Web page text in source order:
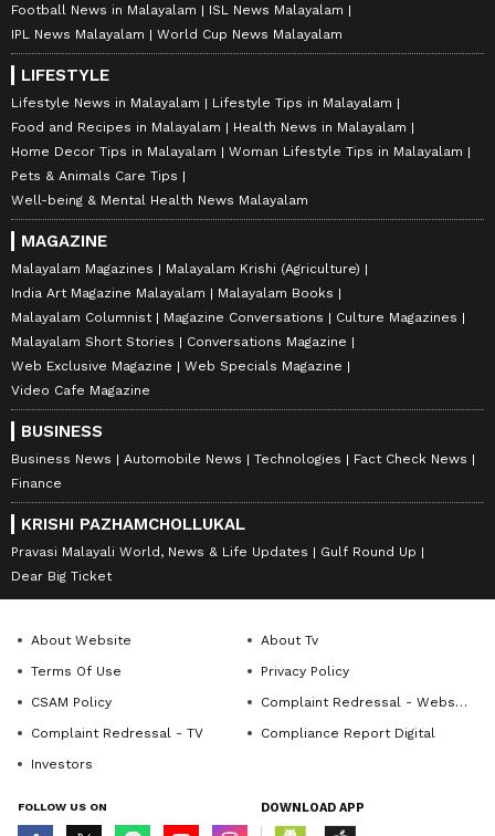
Football News in Malayalam
ISL News Malayalam
IPL News Malayalam
World Cup News Malayalam
LIFESTYLE
Lifestyle News in Malayalam
Lifestyle Tips in Malayalam
Food and Recipes in Malayalam
Health News in Malayalam
Home Decor Tips in Malayalam
Woman Lifestyle Tips in Malayalam
Pets & Animals Care Tips
Well-being & Mental Health News Malayalam
MAGAZINE
Malayalam Magazines
Malayalam Krishi (Agriculture)
India Art Magazine Malayalam
Malayalam Books
Malayalam Columnist
Magazine Conversations
Culture Magazines
Malayalam Short Stories
Conversations Magazine
Web Exclusive Magazine
Web Specials Magazine
Video Cafe Magazine
BUSINESS
Business News Automobile News Technologies
Fact Check News
Finance
KRISHI PAZHAMCHOLLUKAL
Pravasi Malayali World, News & Life Updates
Gulf Round Up
Dear Big Ticket
About Website
About Tv
Terms Of Use
Privacy Policy
CSAM Policy
Complaint Redressal - Website
Complaint Redressal - TV
Compliance Report Digital
Investors
FOLLOW US ON DOWNLOAD APP